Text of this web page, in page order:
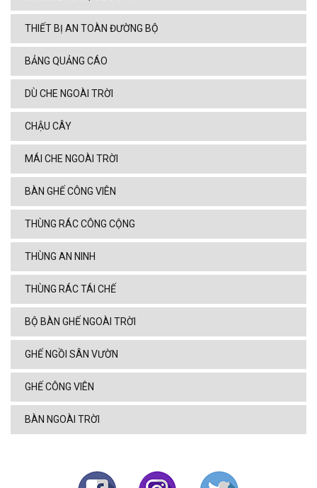
THIẾT BỊ AN TOÀN ĐƯỜNG BỘ
BẢNG QUẢNG CÁO
DÙ CHE NGOÀI TRỜI
CHẬU CÂY
MÁI CHE NGOÀI TRỜI
BÀN GHẾ CÔNG VIÊN
THÙNG RÁC CÔNG CỘNG
THÙNG AN NINH
THÙNG RÁC TÁI CHẾ
BỘ BÀN GHẾ NGOÀI TRỜI
GHẾ NGỒI SÂN VƯỜN
GHẾ CÔNG VIÊN
BÀN NGOÀI TRỜI